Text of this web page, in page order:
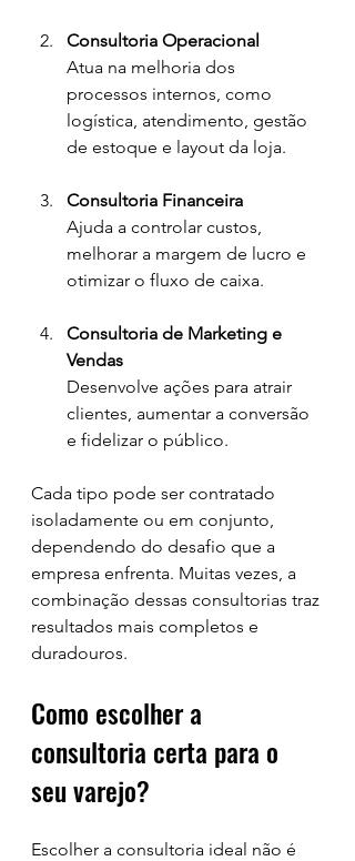
Consultoria Operacional
Atua na melhoria dos
processos internos, como
logística, atendimento, gestão
de estoque e layout da loja.
Consultoria Financeira
Ajuda a controlar custos,
melhorar a margem de lucro e
otimizar o fluxo de caixa.
Consultoria de Marketing e
Vendas
Desenvolve ações para atrair
clientes, aumentar a conversão
e fidelizar o público.
Cada tipo pode ser contratado
isoladamente ou em conjunto,
dependendo do desafio que a
empresa enfrenta. Muitas vezes, a
combinação dessas consultorias traz
resultados mais completos e
duradouros.
Como escolher a
consultoria certa para o
seu varejo?
Escolher a consultoria ideal não é